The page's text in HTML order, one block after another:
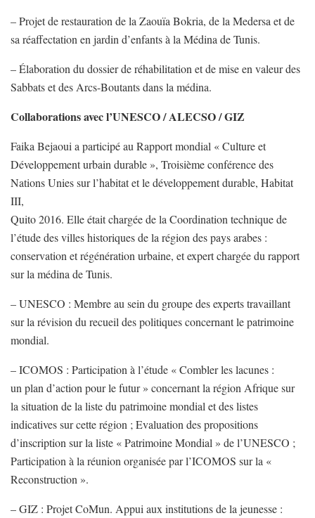
– Projet de restauration de la Zaouïa Bokria, de la Medersa et de
sa réaffectation en jardin d’enfants à la Médina de Tunis.
– Élaboration du dossier de réhabilitation et de mise en valeur des
Sabbats et des Arcs-Boutants dans la médina.
Collaborations avec l’UNESCO / ALECSO / GIZ
Faika Bejaoui a participé au Rapport mondial « Culture et
Développement urbain durable », Troisième conférence des
Nations Unies sur l’habitat et le développement durable, Habitat
III,
Quito 2016. Elle était chargée de la Coordination technique de
l’étude des villes historiques de la région des pays arabes :
conservation et régénération urbaine, et expert chargée du rapport
sur la médina de Tunis.
– UNESCO : Membre au sein du groupe des experts travaillant
sur la révision du recueil des politiques concernant le patrimoine
mondial.
– ICOMOS : Participation à l’étude « Combler les lacunes :
un plan d’action pour le futur » concernant la région Afrique sur
la situation de la liste du patrimoine mondial et des listes
indicatives sur cette région ; Evaluation des propositions
d’inscription sur la liste « Patrimoine Mondial » de l’UNESCO ;
Participation à la réunion organisée par l’ICOMOS sur la «
Reconstruction ».
– GIZ : Projet CoMun. Appui aux institutions de la jeunesse :